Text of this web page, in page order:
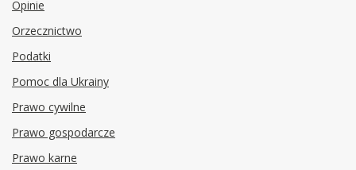
Opinie
Orzecznictwo
Podatki
Pomoc dla Ukrainy
Prawo cywilne
Prawo gospodarcze
Prawo karne